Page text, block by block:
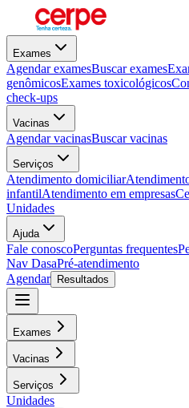
Exames
Agendar examesBuscar exames
genômicosExames toxicológicos
check-ups
Vacinas
Agendar vacinasBuscar vacinas
Serviços
Atendimento domiciliar
infantilAtendimento em empresas
Unidades
Ajuda
Fale conoscoPerguntas frequentes
Nav DasaPré-atendimento
Agendar
Resultados
Exames
Vacinas
Serviços
Unidades